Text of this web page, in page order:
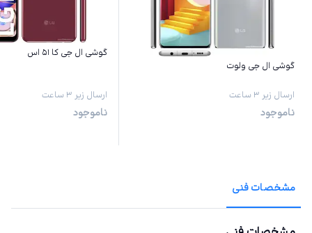
گوشی ال جی ولوت
ارسال زیر ۳ ساعت
ناموجود
گوشی ال جی کا ۵۱ اس
ارسال زیر ۳ ساعت
ناموجود
مشخصات فنی